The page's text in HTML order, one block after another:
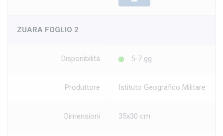
ZUARA FOGLIO 2
Disponibilità 5-7 gg
Produttore Istituto Geografico Militare
Dimensioni 35x30 cm